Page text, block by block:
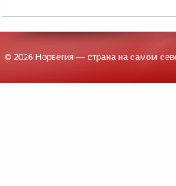
© 2026 Норвегия — страна на самом